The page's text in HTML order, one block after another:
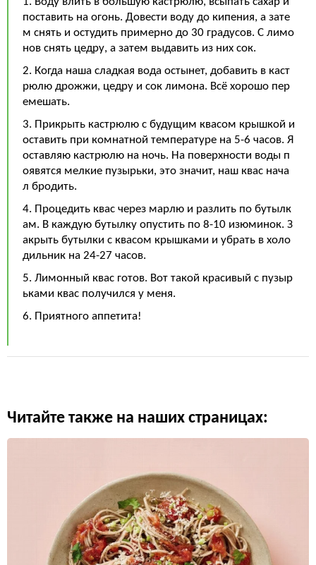
поставить на огонь. Довести воду до кипения, а зате
м снять и остудить примерно до 30 градусов. С лимо
нов снять цедру, а затем выдавить из них сок.
2. Когда наша сладкая вода остынет, добавить в каст
рюлю дрожжи, цедру и сок лимона. Всё хорошо пер
емешать.
3. Прикрыть кастрюлю с будущим квасом крышкой и
оставить при комнатной температуре на 5-6 часов. Я
оставляю кастрюлю на ночь. На поверхности воды п
оявятся мелкие пузырьки, это значит, наш квас нача
л бродить.
4. Процедить квас через марлю и разлить по бутылк
ам. В каждую бутылку опустить по 8-10 изюминок. З
акрыть бутылки с квасом крышками и убрать в холо
дильник на 24-27 часов.
5. Лимонный квас готов. Вот такой красивый с пузыр
ьками квас получился у меня.
6. Приятного аппетита!
Читайте также на наших страницах: